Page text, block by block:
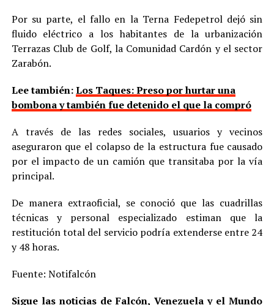
Por su parte, el fallo en la Terna Fedepetrol dejó sin
fluido eléctrico a los habitantes de la urbanización
Terrazas Club de Golf, la Comunidad Cardón y el sector
Zarabón.
Lee también:Los Taques: Preso por hurtar una
bombona y también fue detenido el que la compró
A través de las redes sociales, usuarios y vecinos
aseguraron que el colapso de la estructura fue causado
por el impacto de un camión que transitaba por la vía
principal.
De manera extraoficial, se conoció que las cuadrillas
técnicas y personal especializado estiman que la
restitución total del servicio podría extenderse entre 24
y 48 horas.
Fuente: Notifalcón
Sigue las noticias de Falcón, Venezuela y el Mundo